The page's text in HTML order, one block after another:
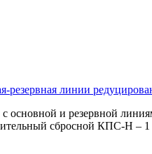
линии
основной и резервной
сбросной КПС-Н